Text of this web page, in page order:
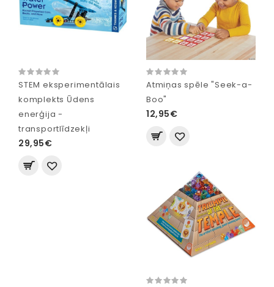
STEM eksperimentālais
komplekts Ūdens
enerģija -
transportlīdzekļi
29,95€
Atmiņas spēle "Seek-a-
Boo"
12,95€